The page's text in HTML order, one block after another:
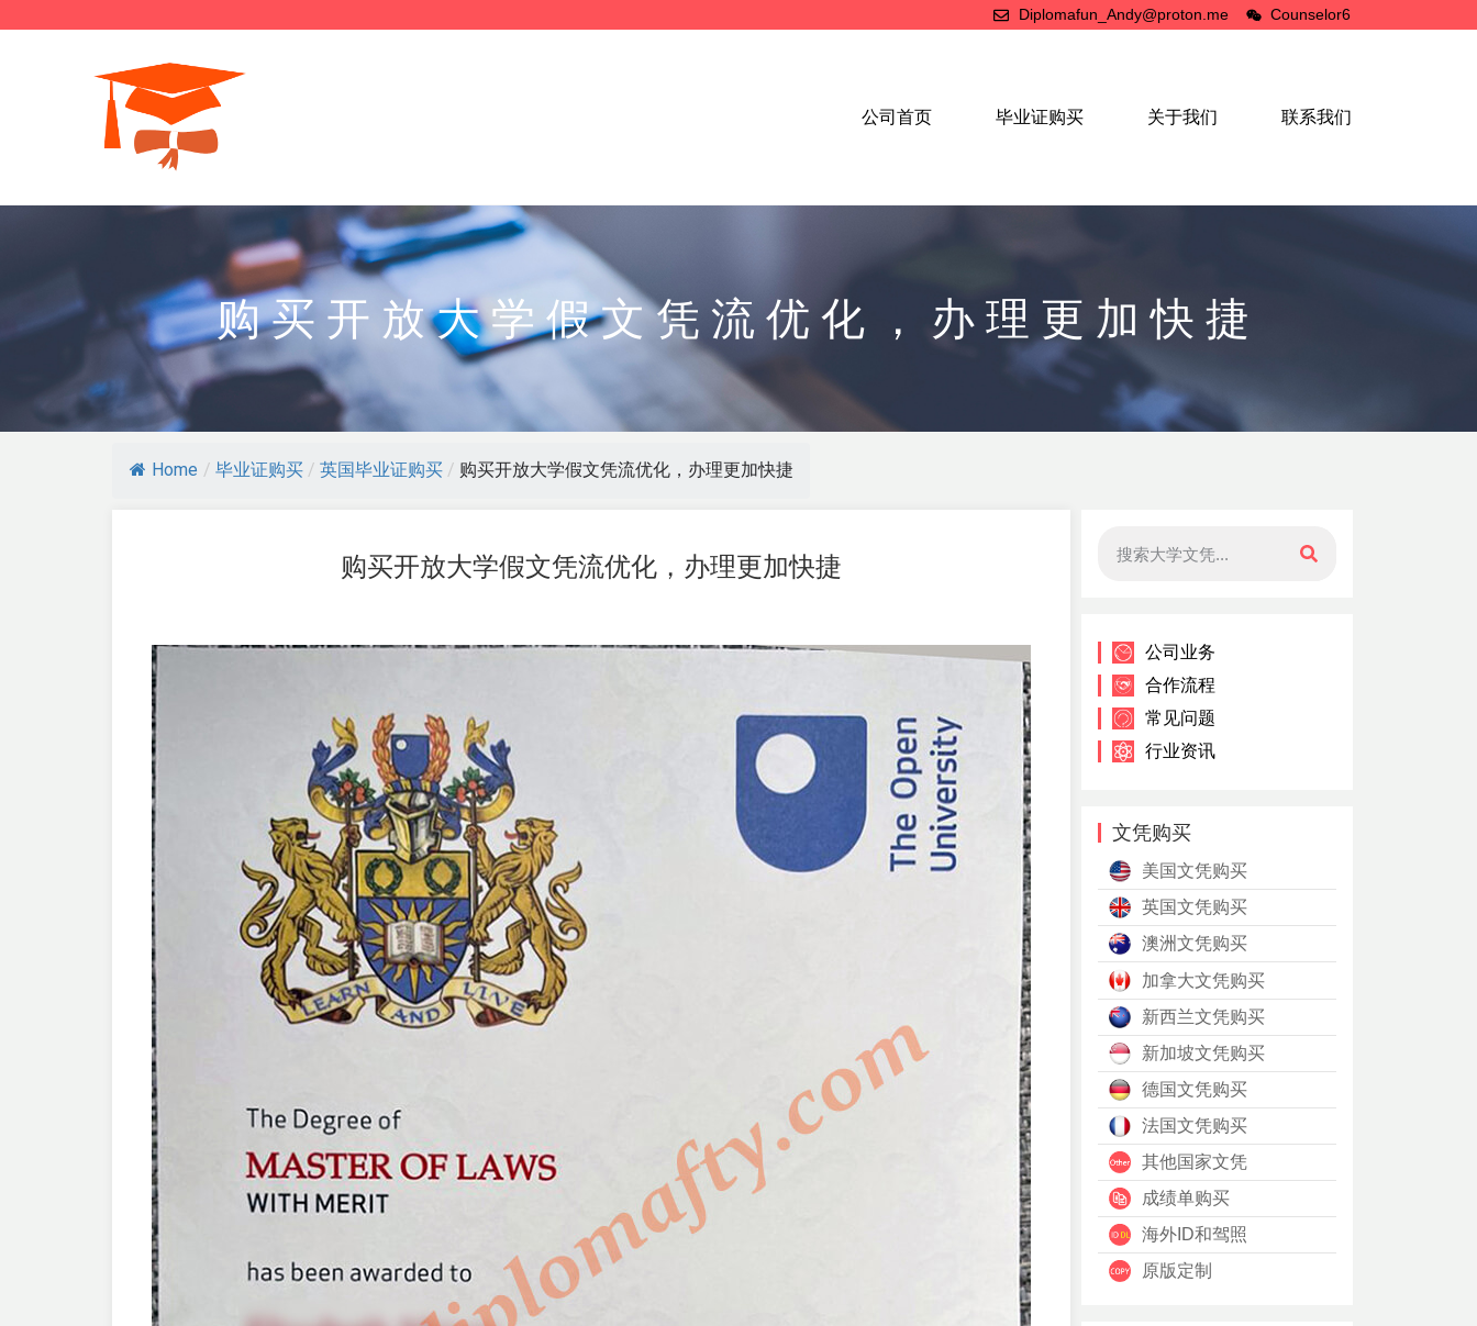
Diplomafun_Andy@proton.me Counselor6
公司首页 毕业证购买 关于我们 联系我们
购买开放大学假文凭流优化，办理更加快捷
Home / 毕业证购买 / 英国毕业证购买 / 购买开放大学假文凭流优化，办理更加快捷
购买开放大学假文凭流优化，办理更加快捷
公司业务
合作流程
常见问题
行业资讯
文凭购买
美国文凭购买
英国文凭购买
澳洲文凭购买
加拿大文凭购买
新西兰文凭购买
新加坡文凭购买
德国文凭购买
法国文凭购买
其他国家文凭
成绩单购买
海外ID和驾照
原版定制